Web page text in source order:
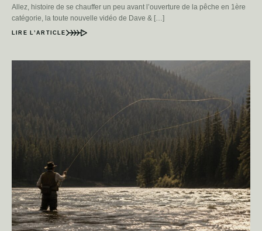
Allez, histoire de se chauffer un peu avant l’ouverture de la pêche en 1ère
catégorie, la toute nouvelle vidéo de Dave & […]
LIRE L’ARTICLE